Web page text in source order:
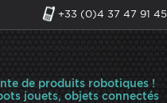
+33 (0)4 37 47 91 45
de produits robotiques !
jouets, objets connectés